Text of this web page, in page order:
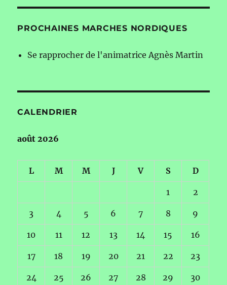
PROCHAINES MARCHES NORDIQUES
Se rapprocher de l'animatrice Agnès Martin
CALENDRIER
août 2026
L M M J V S D
1 2
3 4 5 6 7 8 9
10 11 12 13 14 15 16
17 18 19 20 21 22 23
24 25 26 27 28 29 30